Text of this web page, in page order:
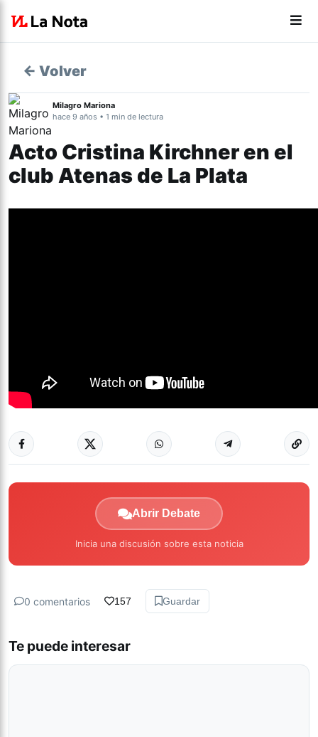
← Volver
Milagro Mariona
hace 9 años • 1 min de lectura
Acto Cristina Kirchner en el
club Atenas de La Plata
Abrir Debate
Inicia una discusión sobre esta noticia
0 comentarios 157 Guardar
Te puede interesar